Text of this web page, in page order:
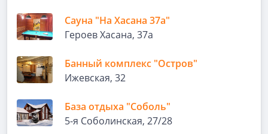
Сауна "На Хасана 37а"
Героев Хасана, 37а
Банный комплекс "Остров"
Ижевская, 32
База отдыха "Соболь"
5-я Соболинская, 27/28